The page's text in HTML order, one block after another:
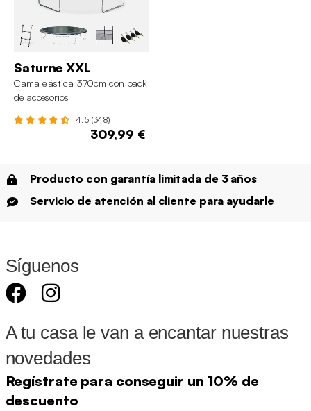
Saturne XXL
Cama elástica 370cm con pack
de accesorios
4.5 (348)
309,99 €
Producto con garantía limitada de 3 años
Servicio de atención al cliente para ayudarle
Síguenos
A tu casa le van a encantar nuestras
novedades
Regístrate para conseguir un 10% de
descuento